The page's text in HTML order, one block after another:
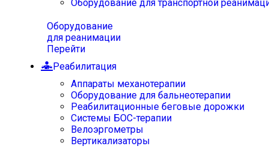
Оборудование для транспортной
Оборудование
для реанимации
Перейти
Реабилитация
Аппараты механотерапии
Оборудование для бальнеотерапии
Реабилитационные беговые дорожки
Системы БОС-терапии
Велоэргометры
Вертикализаторы